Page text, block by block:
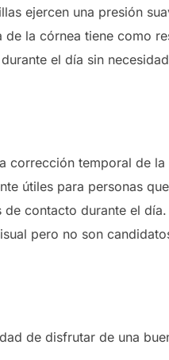
ejercen una presión
la córnea tiene como
el día sin
temporal de
útiles para personas
contacto durante el
pero no son
de disfrutar de una